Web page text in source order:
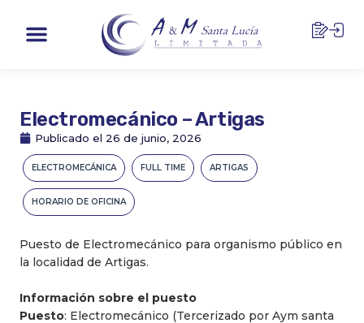
contenido
Menu
Electromecánico – Artigas
Publicado el 26 de junio, 2026
ELECTROMECÁNICA FULL TIME ARTIGAS
HORARIO DE OFICINA
Puesto de Electromecánico para organismo público en
la localidad de Artigas.
Información sobre el puesto
Puesto: Electromecánico (Tercerizado por Aym santa